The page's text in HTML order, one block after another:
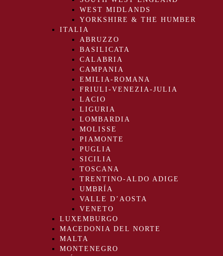
WEST MIDLANDS
YORKSHIRE & THE HUMBER
ITALIA
ABRUZZO
BASILICATA
CALABRIA
CAMPANIA
EMILIA-ROMANA
FRIULI-VENEZIA-JULIA
LACIO
LIGURIA
LOMBARDIA
MOLISSE
PIAMONTE
PUGLIA
SICILIA
TOSCANA
TRENTINO-ALDO ADIGE
UMBRÍA
VALLE D’AOSTA
VENETO
LUXEMBURGO
MACEDONIA DEL NORTE
MALTA
MONTENEGRO